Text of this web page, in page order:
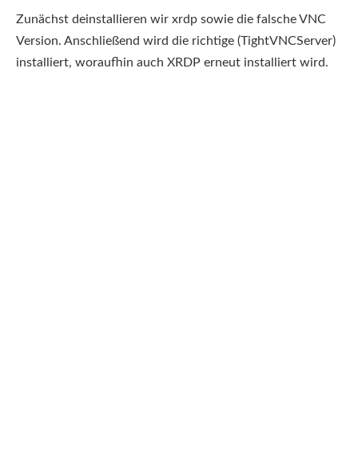
Zunächst deinstallieren wir xrdp sowie die falsche VNC
Version. Anschließend wird die richtige (TightVNCServer)
installiert, woraufhin auch XRDP erneut installiert wird.